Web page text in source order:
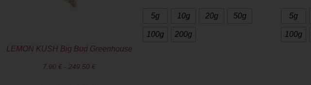
LEMON KUSH Big Bud Greenhouse
7,90 € - 249,50 €
5g 10g 20g 50g
100g 200g
5g
100g